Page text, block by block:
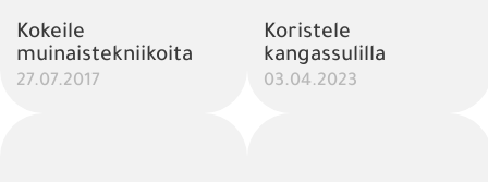
Kokeile
muinaistekniikoita
27.07.2017
Koristele
kangassulilla
03.04.2023